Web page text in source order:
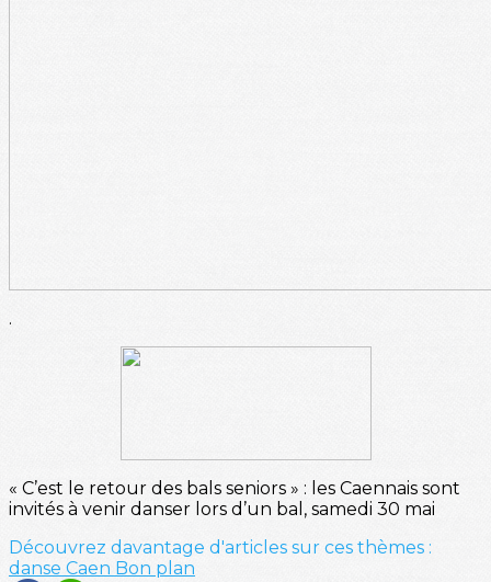
.
« C’est le retour des bals seniors » : les Caennais sont
invités à venir danser lors d’un bal, samedi 30 mai
Découvrez davantage d'articles sur ces thèmes :
danse Caen Bon plan